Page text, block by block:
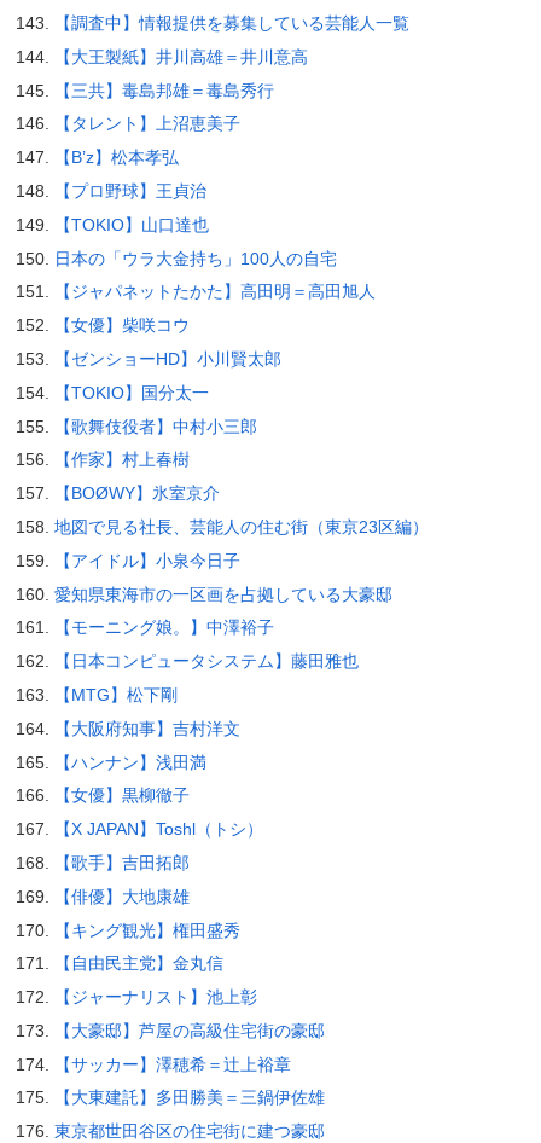
【調査中】情報提供を募集している芸能人一覧
【大王製紙】井川高雄＝井川意高
【三共】毒島邦雄＝毒島秀行
【タレント】上沼恵美子
【B’z】松本孝弘
【プロ野球】王貞治
【TOKIO】山口達也
日本の「ウラ大金持ち」100人の自宅
【ジャパネットたかた】高田明＝高田旭人
【女優】柴咲コウ
【ゼンショーHD】小川賢太郎
【TOKIO】国分太一
【歌舞伎役者】中村小三郎
【作家】村上春樹
【BOØWY】氷室京介
地図で見る社長、芸能人の住む街（東京23区編）
【アイドル】小泉今日子
愛知県東海市の一区画を占拠している大豪邸
【モーニング娘。】中澤裕子
【日本コンピュータシステム】藤田雅也
【MTG】松下剛
【大阪府知事】吉村洋文
【ハンナン】浅田満
【女優】黒柳徹子
【X JAPAN】Toshl（トシ）
【歌手】吉田拓郎
【俳優】大地康雄
【キング観光】権田盛秀
【自由民主党】金丸信
【ジャーナリスト】池上彰
【大豪邸】芦屋の高級住宅街の豪邸
【サッカー】澤穂希＝辻上裕章
【大東建託】多田勝美＝三鍋伊佐雄
東京都世田谷区の住宅街に建つ豪邸